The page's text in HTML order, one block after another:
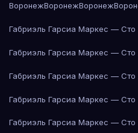
ВоронежВоронежВоронеж
Габриэль Гарсиа Маркес — Сто
Габриэль Гарсиа Маркес — Сто
Габриэль Гарсиа Маркес — Сто
Габриэль Гарсиа Маркес — Сто
Габриэль Гарсиа Маркес — Сто